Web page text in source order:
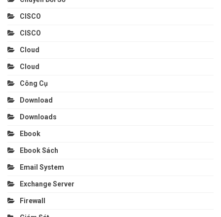
CISCO
CISCO
Cloud
Cloud
Công Cụ
Download
Downloads
Ebook
Ebook Sách
Email System
Exchange Server
Firewall